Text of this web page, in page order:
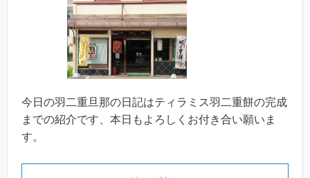
今日の羽二重旦那の日記はティラミス羽二重餅の完成
までの紹介です、本日もよろしくお付き合い願いま
す。